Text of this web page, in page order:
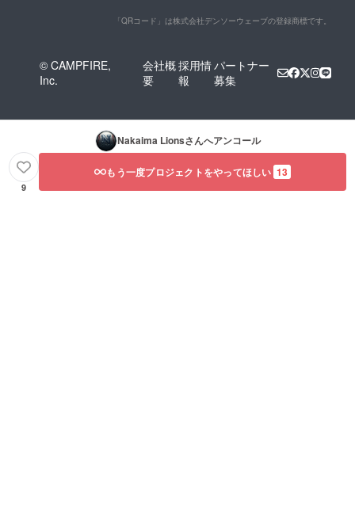
「QRコード」は株式会社デンソーウェーブの登録商標です。
© CAMPFIRE,
Inc.
会社概
要
採用情
報
パートナー
募集
Nakaima Lionsさんへアンコール
9
もう一度プロジェクトをやってほしい 13